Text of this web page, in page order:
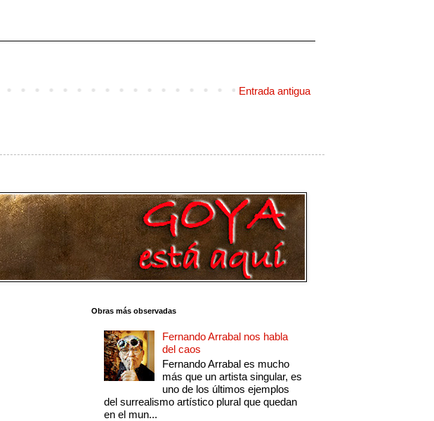
Entrada antigua
Obras más observadas
Fernando Arrabal nos habla
del caos
Fernando Arrabal es mucho
más que un artista singular, es
uno de los últimos ejemplos
del surrealismo artístico plural que quedan
en el mun...